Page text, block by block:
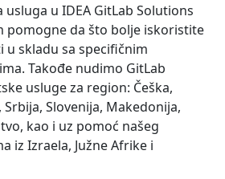
u IDEA GitLab Solutions
pomogne da što bolje iskoristite
u skladu sa specifičnim
Takođe nudimo GitLab
usluge za region: Češka,
Slovenija, Makedonija,
kao i uz pomoć našeg
iz Izraela, Južne Afrike i